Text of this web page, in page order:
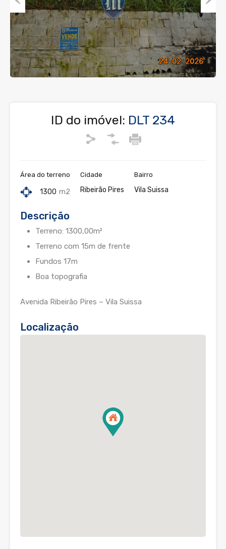
Previous Next
ID do imóvel: DLT 234
Área do terreno
1300 m2
Cidade
Ribeirão Pires
Bairro
Vila Suissa
Descrição
Terreno: 1300,00m²
Terreno com 15m de frente
Fundos 17m
Boa topografia
Avenida Ribeirão Pires – Vila Suissa
Localização